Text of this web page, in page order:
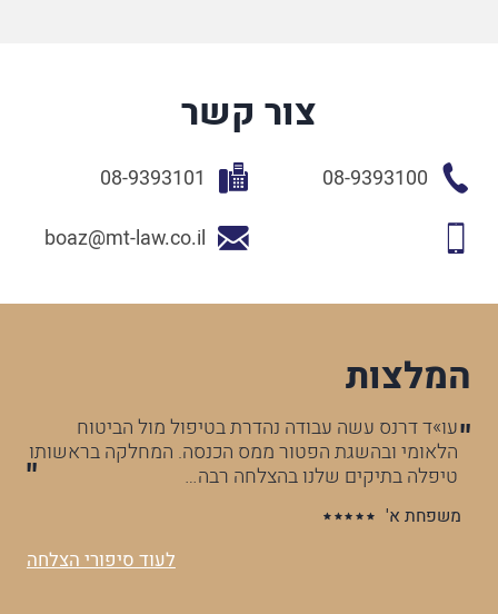
המלצות
עו»ד דרנס עשה עבודה נהדרת בטיפול מול הביטוח
הלאומי ובהשגת הפטור ממס הכנסה. המחלקה בראשותו
טיפלה בתיקים שלנו בהצלחה רבה…
משפחת א'
לעוד סיפורי הצלחה
צור קשר
08-9393100
08-9393101
boaz@mt-law.co.il